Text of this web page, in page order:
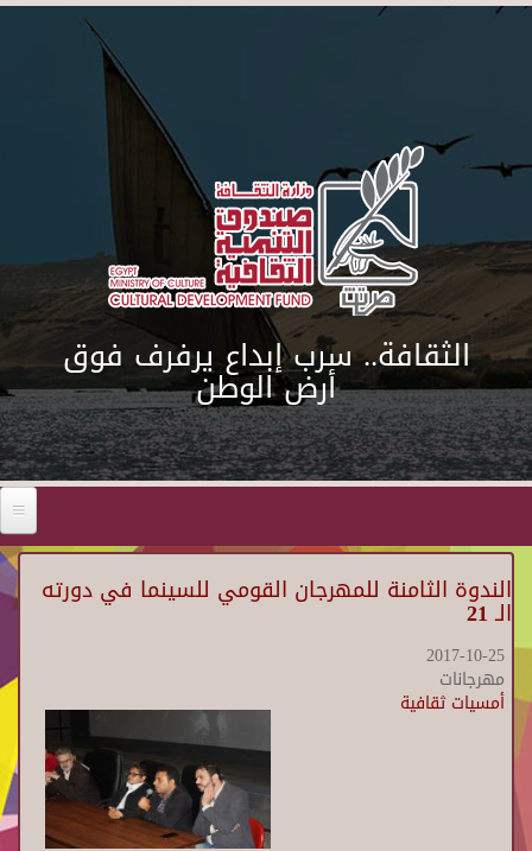
Skip to main content
الثقافة.. سرب إبداع يرفرف فوق
أرض الوطن
الندوة الثامنة للمهرجان القومي للسينما في دورته
الـ 21
2017-10-25
مهرجانات
أمسيات ثقافية